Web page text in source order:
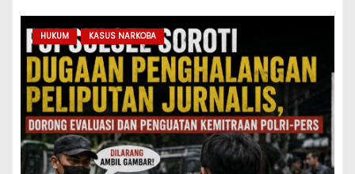
HUKUM KASUS NARKOBA